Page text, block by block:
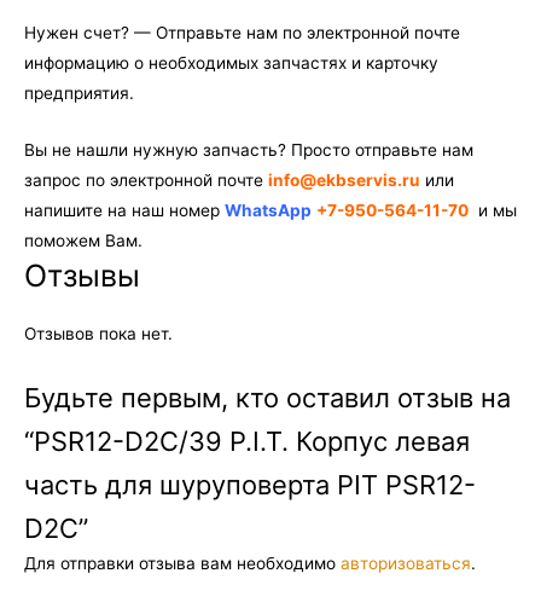
Нужен счет? — Отправьте нам по электронной почте
информацию о необходимых запчастях и карточку
предприятия.
Вы не нашли нужную запчасть? Просто отправьте нам
запрос по электронной почте info@ekbservis.ru или
напишите на наш номер WhatsApp +7-950-564-11-70 и мы
поможем Вам.
Отзывы
Отзывов пока нет.
Будьте первым, кто оставил отзыв на
“PSR12-D2C/39 P.I.T. Корпус левая
часть для шуруповерта PIT PSR12-
D2C”
Для отправки отзыва вам необходимо авторизоваться.